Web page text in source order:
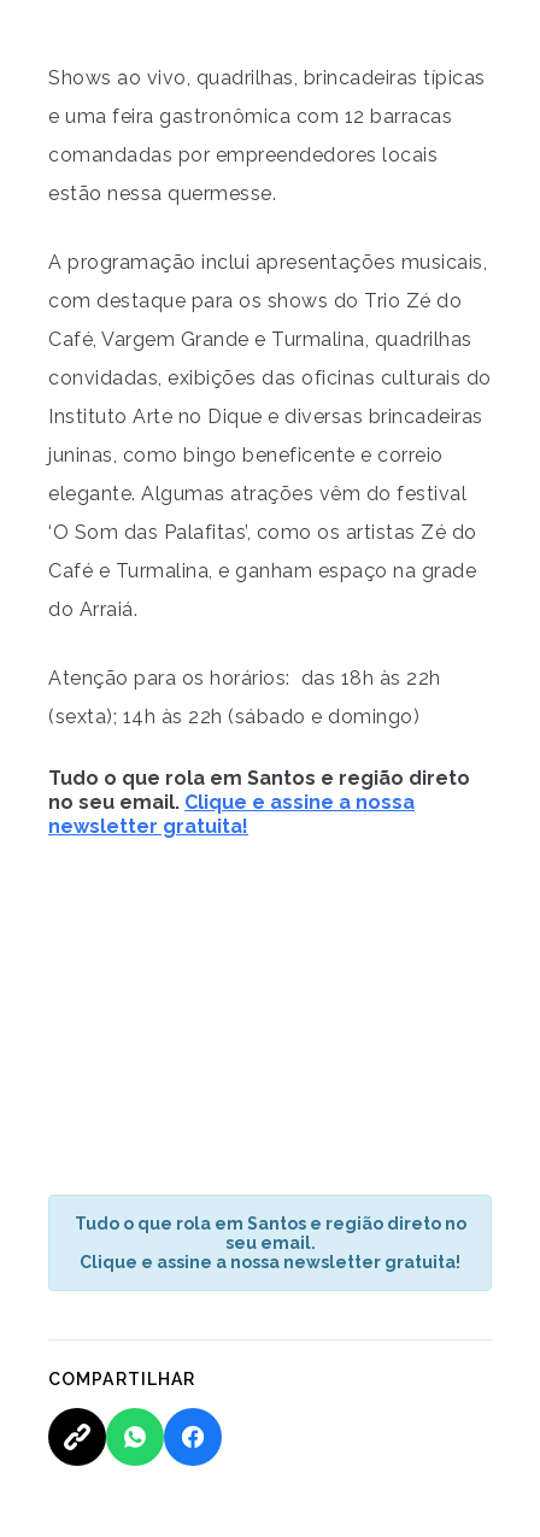
Shows ao vivo, quadrilhas, brincadeiras típicas
e uma feira gastronômica com 12 barracas
comandadas por empreendedores locais
estão nessa quermesse.
A programação inclui apresentações musicais,
com destaque para os shows do Trio Zé do
Café, Vargem Grande e Turmalina, quadrilhas
convidadas, exibições das oficinas culturais do
Instituto Arte no Dique e diversas brincadeiras
juninas, como bingo beneficente e correio
elegante. Algumas atrações vêm do festival
‘O Som das Palafitas’, como os artistas Zé do
Café e Turmalina, e ganham espaço na grade
do Arraiá.
Atenção para os horários: das 18h às 22h
(sexta); 14h às 22h (sábado e domingo)
Tudo o que rola em Santos e região direto
no seu email. Clique e assine a nossa
newsletter gratuita!
Tudo o que rola em Santos e região direto no
seu email.
Clique e assine a nossa newsletter gratuita!
COMPARTILHAR